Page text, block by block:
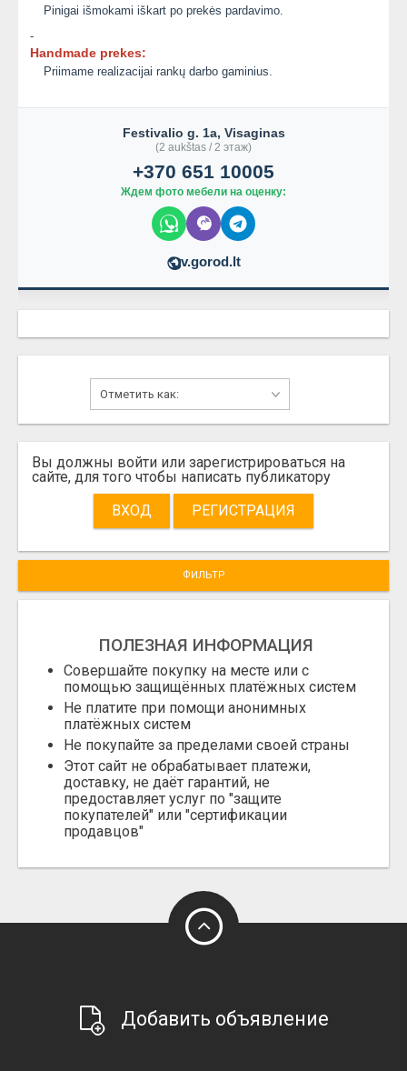
Pinigai išmokami iškart po prekės pardavimo.
-
Handmade prekes:
Priimame realizacijai rankų darbo gaminius.
Festivalio g. 1a, Visaginas
(2 aukštas / 2 этаж)
+370 651 10005
Ждем фото мебели на оценку:
v.gorod.lt
Вы должны войти или зарегистрироваться на
сайте, для того чтобы написать публикатору
ВХОД
РЕГИСТРАЦИЯ
ФИЛЬТР
ПОЛЕЗНАЯ ИНФОРМАЦИЯ
Совершайте покупку на месте или с
помощью защищённых платёжных систем
Не платите при помощи анонимных
платёжных систем
Не покупайте за пределами своей страны
Этот сайт не обрабатывает платежи,
доставку, не даёт гарантий, не
предоставляет услуг по "защите
покупателей" или "сертификации
продавцов"
Добавить объявление